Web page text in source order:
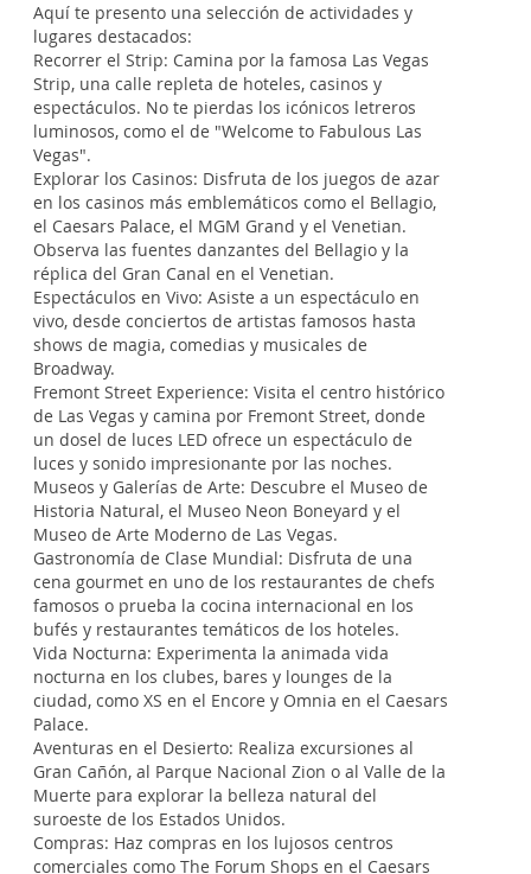
Aquí te presento una selección de actividades y
lugares destacados:
Recorrer el Strip: Camina por la famosa Las Vegas
Strip, una calle repleta de hoteles, casinos y
espectáculos. No te pierdas los icónicos letreros
luminosos, como el de "Welcome to Fabulous Las
Vegas".
Explorar los Casinos: Disfruta de los juegos de azar
en los casinos más emblemáticos como el Bellagio,
el Caesars Palace, el MGM Grand y el Venetian.
Observa las fuentes danzantes del Bellagio y la
réplica del Gran Canal en el Venetian.
Espectáculos en Vivo: Asiste a un espectáculo en
vivo, desde conciertos de artistas famosos hasta
shows de magia, comedias y musicales de
Broadway.
Fremont Street Experience: Visita el centro histórico
de Las Vegas y camina por Fremont Street, donde
un dosel de luces LED ofrece un espectáculo de
luces y sonido impresionante por las noches.
Museos y Galerías de Arte: Descubre el Museo de
Historia Natural, el Museo Neon Boneyard y el
Museo de Arte Moderno de Las Vegas.
Gastronomía de Clase Mundial: Disfruta de una
cena gourmet en uno de los restaurantes de chefs
famosos o prueba la cocina internacional en los
bufés y restaurantes temáticos de los hoteles.
Vida Nocturna: Experimenta la animada vida
nocturna en los clubes, bares y lounges de la
ciudad, como XS en el Encore y Omnia en el Caesars
Palace.
Aventuras en el Desierto: Realiza excursiones al
Gran Cañón, al Parque Nacional Zion o al Valle de la
Muerte para explorar la belleza natural del
suroeste de los Estados Unidos.
Compras: Haz compras en los lujosos centros
comerciales como The Forum Shops en el Caesars